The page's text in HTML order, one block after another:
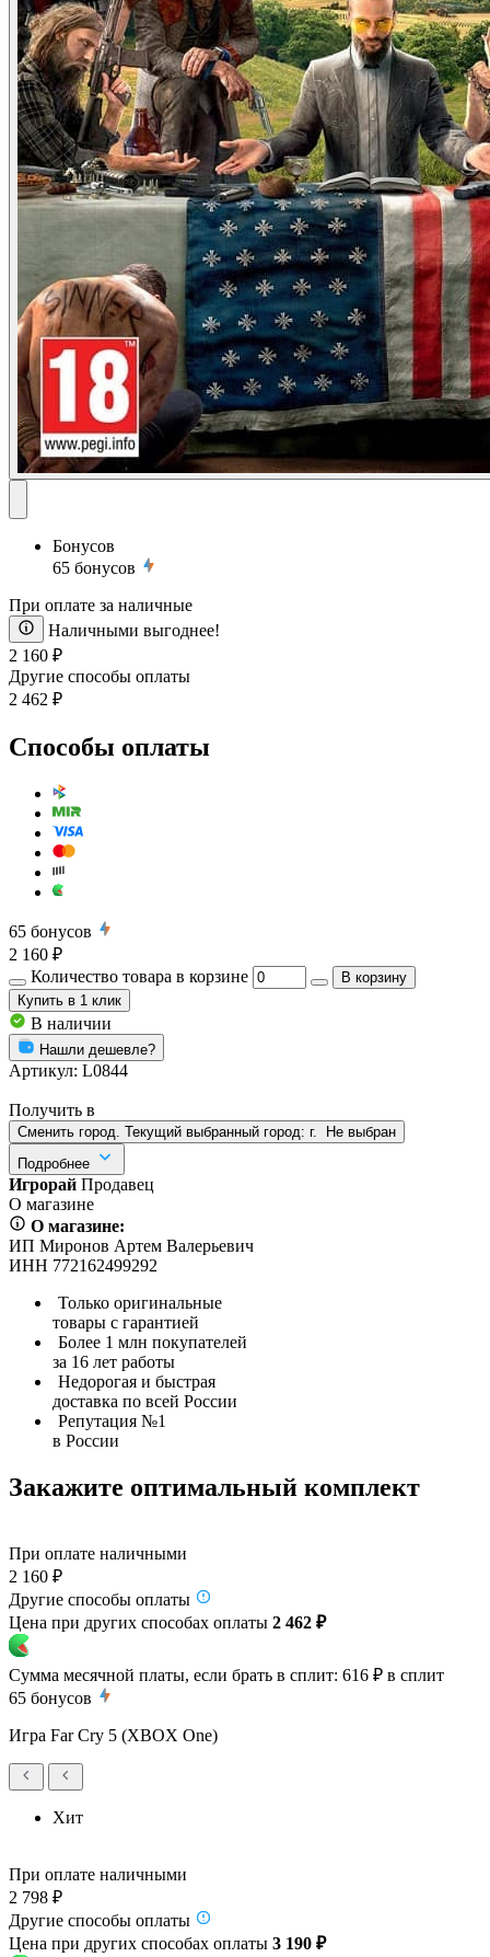
Бонусов
65 бонусов
При оплате за наличные
Наличными выгоднее!
2 160 ₽
Другие способы оплаты
2 462 ₽
Способы оплаты
65 бонусов
2 160 ₽
Количество товара в корзине
В корзину
Купить в 1 клик
В наличии
Нашли дешевле?
Артикул: L0844
Получить в
Сменить город. Текущий выбранный город: г.
Не выбран
Подробнее
Игрорай Продавец
О магазине
О магазине:
ИП Миронов Артем Валерьевич
ИНН 772162499292
Только оригинальные
товары с гарантией
Более 1 млн покупателей
за 16 лет работы
Недорогая и быстрая
доставка по всей России
Репутация №1
в России
Закажите оптимальный комплект
При оплате наличными
2 160 ₽
Другие способы оплаты
Цена при других способах оплаты 2 462 ₽
Сумма месячной платы, если брать в сплит: 616 ₽ в сплит
65 бонусов
Игра Far Cry 5 (XBOX One)
Хит
При оплате наличными
2 798 ₽
Другие способы оплаты
Цена при других способах оплаты 3 190 ₽